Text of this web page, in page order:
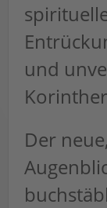
und
Der